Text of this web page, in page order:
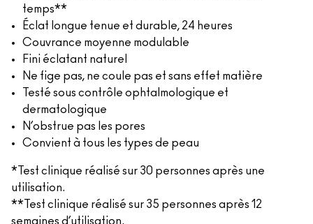
temps**
Éclat longue tenue et durable, 24 heures
Couvrance moyenne modulable
Fini éclatant naturel
Ne fige pas, ne coule pas et sans effet matière
Testé sous contrôle ophtalmologique et
dermatologique
N’obstrue pas les pores
Convient à tous les types de peau
*Test clinique réalisé sur 30 personnes après une
utilisation.
**Test clinique réalisé sur 35 personnes après 12
semaines d’utilisation.